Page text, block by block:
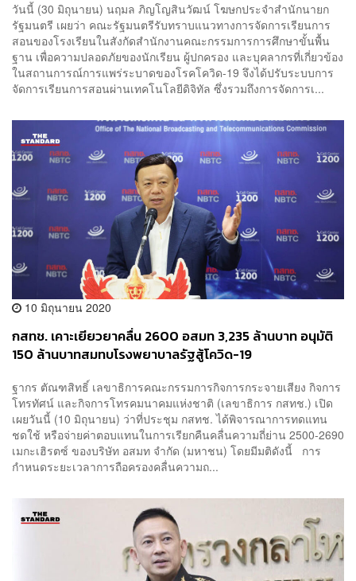
วันนี้ (30 มิถุนายน) นฤมล ภิญโญสินวัฒน์ โฆษกประจำสำนักนายก
รัฐมนตรี เผยว่า คณะรัฐมนตรีรับทราบแนวทางการจัดการเรียนการ
สอนของโรงเรียนในสังกัดสำนักงานคณะกรรมการการศึกษาขั้นพื้น
ฐาน เพื่อความปลอดภัยของนักเรียน ผู้ปกครอง และบุคลากรที่เกี่ยวข้อง
ในสถานการณ์การแพร่ระบาดของโรคโควิด-19 จึงได้ปรับระบบการ
จัดการเรียนการสอนผ่านเทคโนโลยีดิจิทัล ซึ่งรวมถึงการจัดการเ...
10 มิถุนายน 2020
กสทช. เคาะเยียวยาคลื่น 2600 อสมท 3,235 ล้านบาท อนุมัติ
150 ล้านบาทสมทบโรงพยาบาลรัฐสู้โควิด-19
ฐากร ตัณฑสิทธิ์ เลขาธิการคณะกรรมการกิจการกระจายเสียง กิจการ
โทรทัศน์ และกิจการโทรคมนาคมแห่งชาติ (เลขาธิการ กสทช.) เปิด
เผยวันนี้ (10 มิถุนายน) ว่าที่ประชุม กสทช. ได้พิจารณาการทดแทน
ชดใช้ หรือจ่ายค่าตอบแทนในการเรียกคืนคลื่นความถี่ย่าน 2500-2690
เมกะเฮิรตซ์ ของบริษัท อสมท จำกัด (มหาชน) โดยมีมติดังนี้ การ
กำหนดระยะเวลาการถือครองคลื่นความถ...